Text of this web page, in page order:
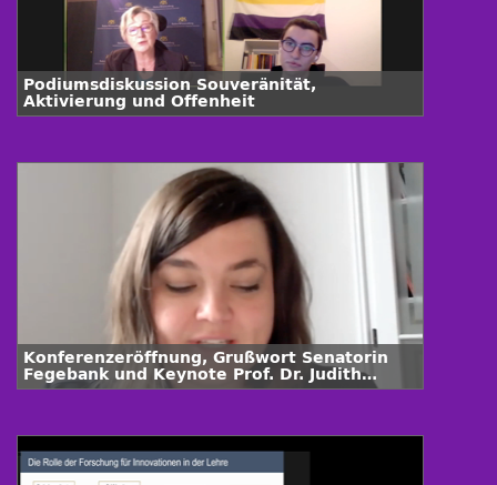
Podiumsdiskussion Souveränität,
Aktivierung und Offenheit
Konferenzeröffnung, Grußwort Senatorin
Fegebank und Keynote Prof. Dr. Judith
Simon